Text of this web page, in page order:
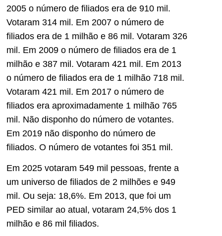
2005 o número de filiados era de 910 mil.
Votaram 314 mil. Em 2007 o número de
filiados era de 1 milhão e 86 mil. Votaram 326
mil. Em 2009 o número de filiados era de 1
milhão e 387 mil. Votaram 421 mil. Em 2013
o número de filiados era de 1 milhão 718 mil.
Votaram 421 mil. Em 2017 o número de
filiados era aproximadamente 1 milhão 765
mil. Não disponho do número de votantes.
Em 2019 não disponho do número de
filiados. O número de votantes foi 351 mil.
Em 2025 votaram 549 mil pessoas, frente a
um universo de filiados de 2 milhões e 949
mil. Ou seja: 18,6%. Em 2013, que foi um
PED similar ao atual, votaram 24,5% dos 1
milhão e 86 mil filiados.